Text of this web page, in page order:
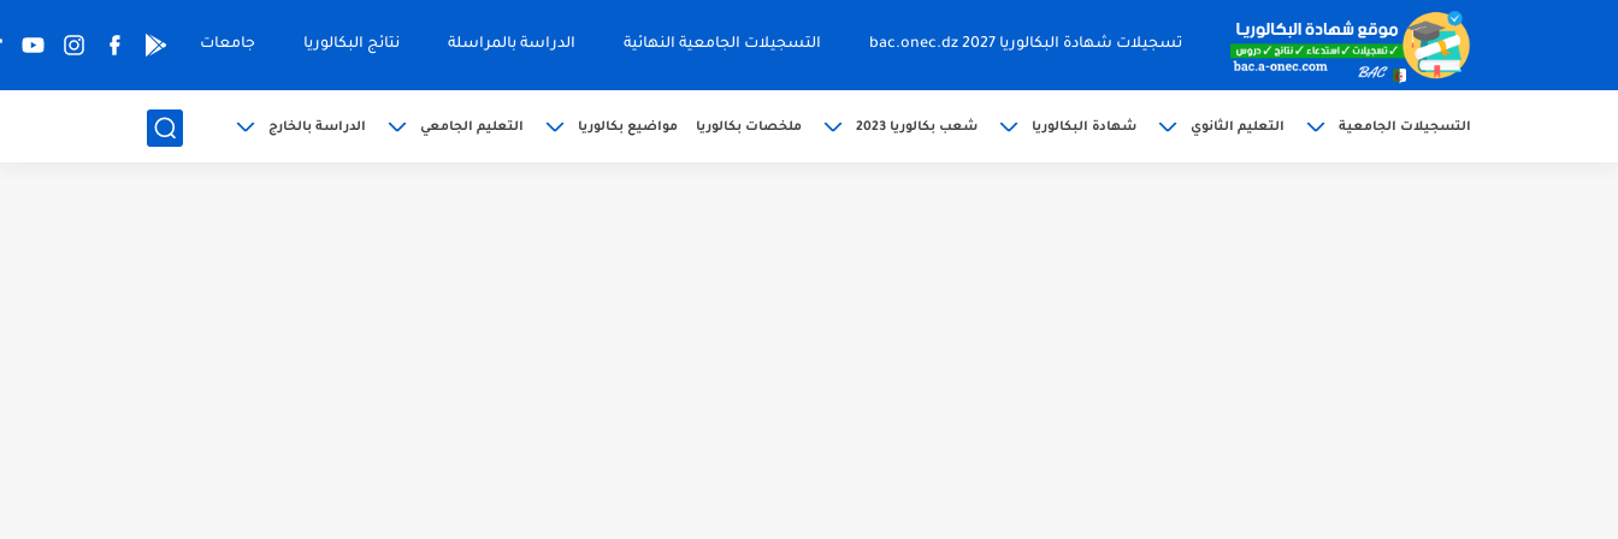
تسجيلات شهادة البكالوريا 2027 bac.onec.dz التسجيلات الجامعية النهائية الدراسة بالمراسلة نتائج البكالوريا جامعات
التسجيلات الجامعية التعليم الثانوي شهادة البكالوريا شعب بكالوريا 2023 ملخصات بكالوريا مواضيع بكالوريا التعليم الجامعي الدراسة بالخارج